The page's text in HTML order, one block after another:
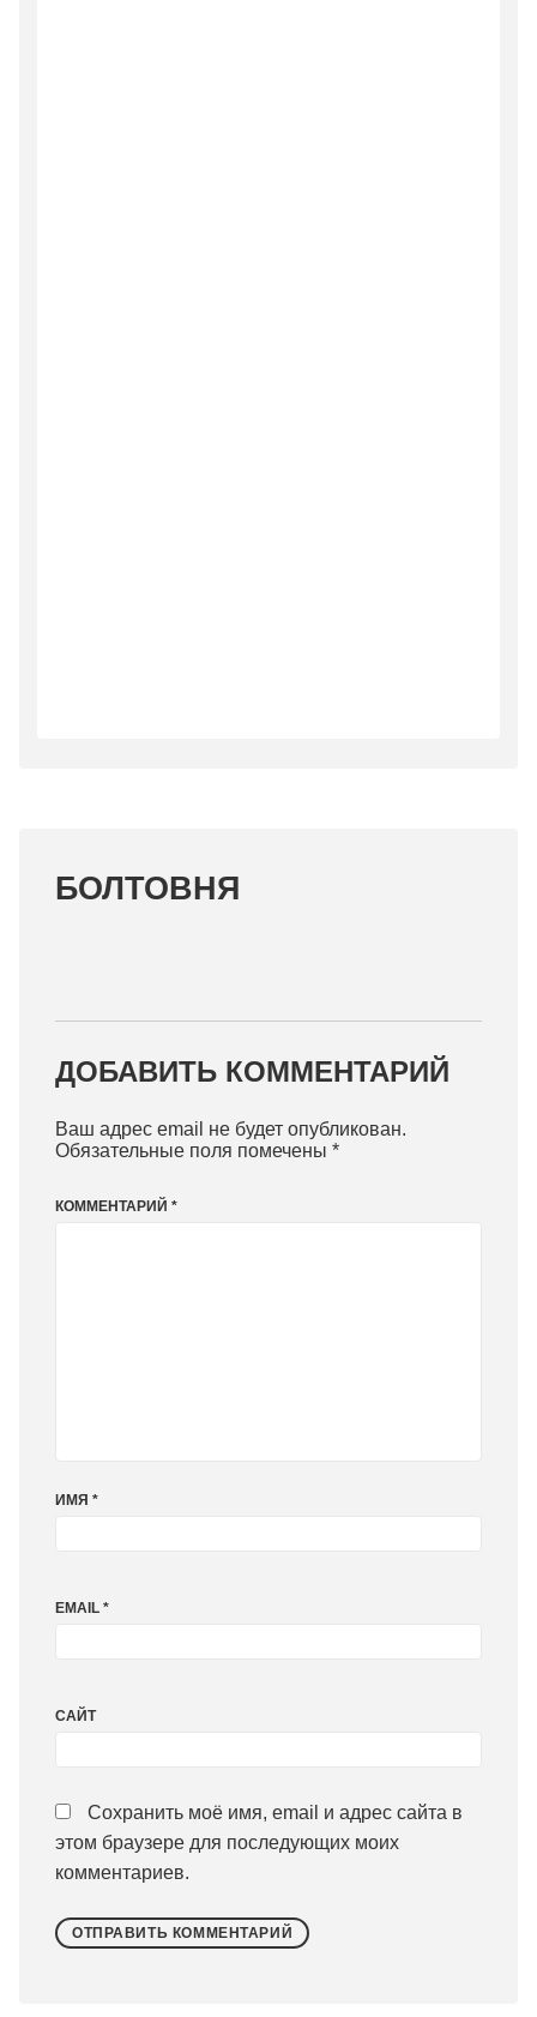
БОЛТОВНЯ
ДОБАВИТЬ КОММЕНТАРИЙ
Ваш адрес email не будет опубликован.
Обязательные поля помечены *
КОММЕНТАРИЙ *
ИМЯ *
EMAIL *
САЙТ
Сохранить моё имя, email и адрес сайта в
этом браузере для последующих моих
комментариев.